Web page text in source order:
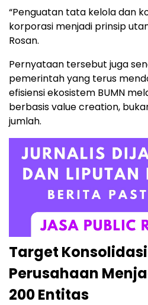
“Penguatan tata kelola dan
korporasi menjadi prinsip
Rosan.
Pernyataan tersebut juga
pemerintah yang terus
efisiensi ekosistem BUMN
berbasis value creation,
jumlah.
Target Konsolidasi
Perusahaan
200 Entitas